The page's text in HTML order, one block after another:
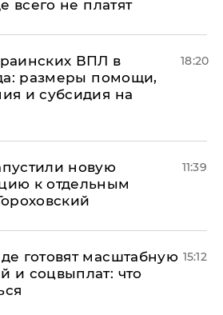
всего не платят
ВПЛ в
размеры помощи,
и субсидия на
18:20
новую
к отдельным
11:39
готовят масштабную
и соцвыплат: что
15:12